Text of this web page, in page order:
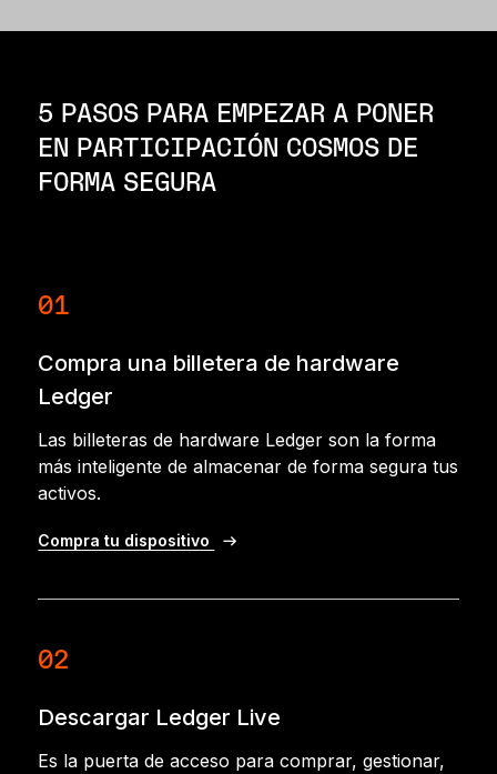
5 PASOS PARA EMPEZAR A PONER
EN PARTICIPACIÓN COSMOS DE
FORMA SEGURA
01
Compra una billetera de hardware
Ledger
Las billeteras de hardware Ledger son la forma
más inteligente de almacenar de forma segura tus
activos.
Compra tu dispositivo
02
Descargar Ledger Live
Es la puerta de acceso para comprar, gestionar,